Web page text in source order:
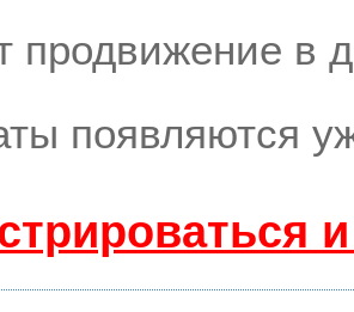
продвижение в
появляются